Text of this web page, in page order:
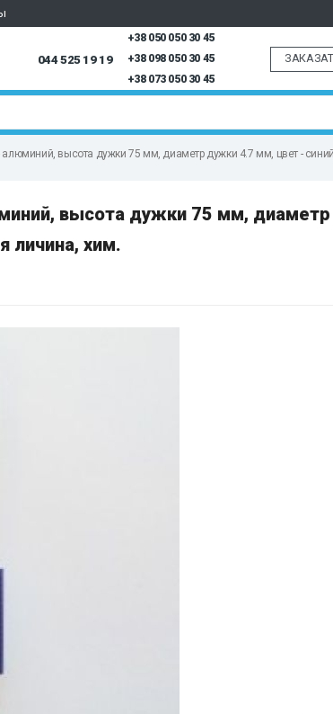
044 525 19 19
+38 050 050 30 45
+38 098 050 30 45
+38 073 050 30 45
высота дужки 75 мм, диаметр дужки 4.7 мм, цвет -
высота дужки 75 мм,
личина, хим.